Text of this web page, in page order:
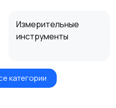
Измерительные
инструменты
Отопление и
категории